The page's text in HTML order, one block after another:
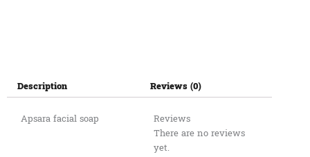
Description
Apsara facial soap
Reviews (0)
Reviews
There are no reviews
yet.